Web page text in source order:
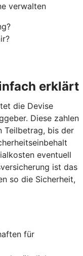
verwalten
erklärt
die Devise
Diese zahlen
Teilbetrag, bis der
eventuell
ist das
so die Sicherheit,
für